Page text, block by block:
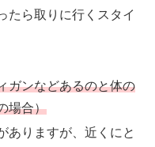
たら取りに行くスタイ
ガンなどあるのと体の
場合）
ありますが、近くにと